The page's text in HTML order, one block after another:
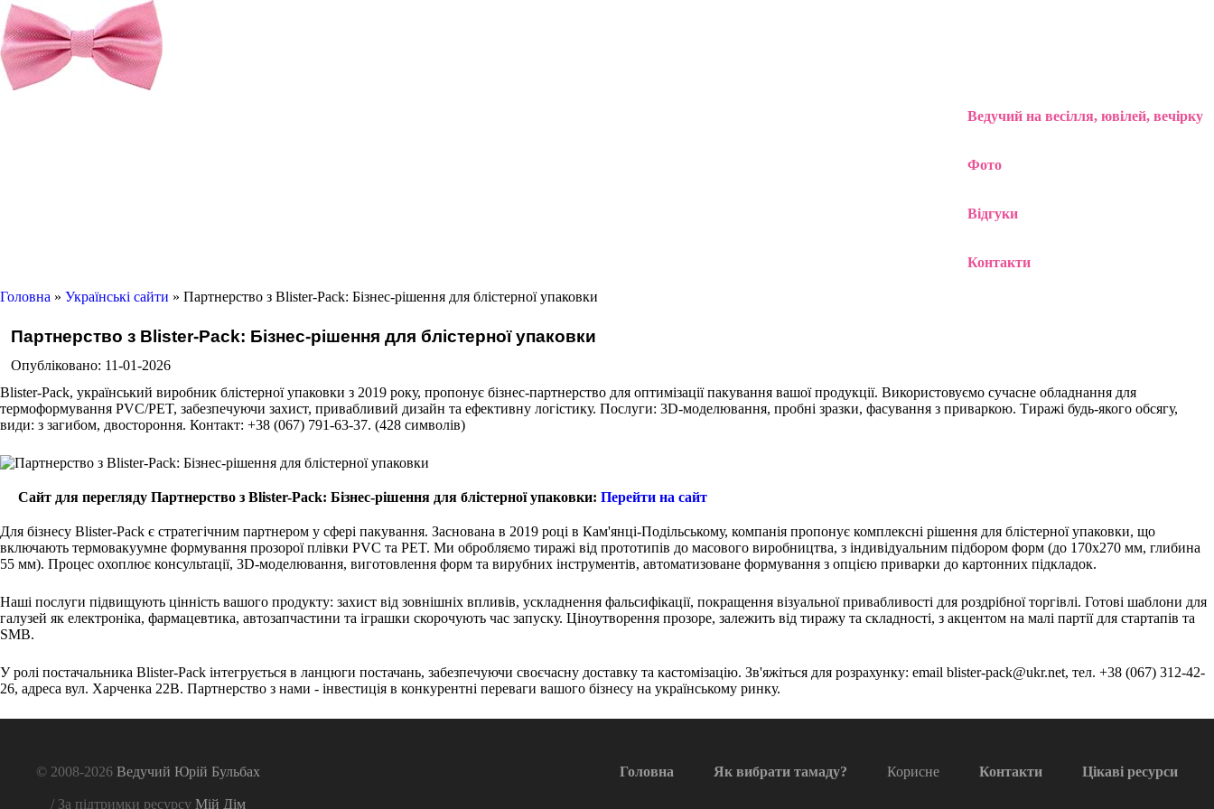
Ведучий на весілля, ювілей, вечірку
Фото
Відгуки
Контакти
Головна » Українські сайти » Партнерство з Blister-Pack: Бізнес-рішення для блістерної упаковки
Партнерство з Blister-Pack: Бізнес-рішення для блістерної упаковки
Опубліковано: 11-01-2026
Blister-Pack, український виробник блістерної упаковки з 2019 року, пропонує бізнес-партнерство для оптимізації пакування вашої продукції. Використовуємо сучасне обладнання для
термоформування PVC/PET, забезпечуючи захист, привабливий дизайн та ефективну логістику. Послуги: 3D-моделювання, пробні зразки, фасування з приваркою. Тиражі будь-якого обсягу,
види: з загибом, двостороння. Контакт: +38 (067) 791-63-37. (428 символів)
Сайт для перегляду Партнерство з Blister-Pack: Бізнес-рішення для блістерної упаковки: Перейти на сайт
Для бізнесу Blister-Pack є стратегічним партнером у сфері пакування. Заснована в 2019 році в Кам'янці-Подільському, компанія пропонує комплексні рішення для блістерної упаковки, що
включають термовакуумне формування прозорої плівки PVC та PET. Ми обробляємо тиражі від прототипів до масового виробництва, з індивідуальним підбором форм (до 170x270 мм, глибина
55 мм). Процес охоплює консультації, 3D-моделювання, виготовлення форм та вирубних інструментів, автоматизоване формування з опцією приварки до картонних підкладок.
Наші послуги підвищують цінність вашого продукту: захист від зовнішніх впливів, ускладнення фальсифікації, покращення візуальної привабливості для роздрібної торгівлі. Готові шаблони для
галузей як електроніка, фармацевтика, автозапчастини та іграшки скорочують час запуску. Ціноутворення прозоре, залежить від тиражу та складності, з акцентом на малі партії для стартапів та
SMB.
У ролі постачальника Blister-Pack інтегрується в ланцюги постачань, забезпечуючи своєчасну доставку та кастомізацію. Зв'яжіться для розрахунку: email blister-pack@ukr.net, тел. +38 (067) 312-42-
26, адреса вул. Харченка 22В. Партнерство з нами - інвестиція в конкурентні переваги вашого бізнесу на українському ринку.
Головна Як вибрати тамаду? Корисне Контакти Цікаві ресурси
© 2008-2026 Ведучий Юрій Бульбах
/ За підтримки ресурсу Мій Дім